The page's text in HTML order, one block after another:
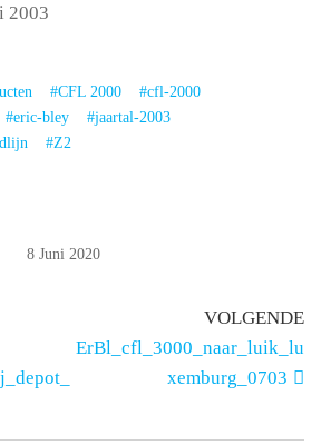
2003
#CFL 2000
#cfl-2000
#eric-bley
#jaartal-2003
#Z2
8 Juni 2020
VOLGENDE
ErBl_cfl_3000_naar_luik_lu
xemburg_0703